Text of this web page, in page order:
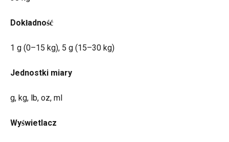
Dokładność
1 g (0–15 kg), 5 g (15–30 kg)
Jednostki miary
g, kg, lb, oz, ml
Wyświetlacz